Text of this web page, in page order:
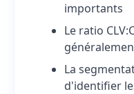
importants
Le ratio
La
d'identifier